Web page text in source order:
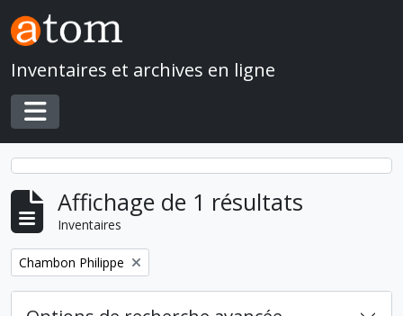
Skip to main content
Inventaires et archives en ligne
Toggle navigation
Affichage de 1 résultats
Inventaires
Remove filter:
Chambon Philippe